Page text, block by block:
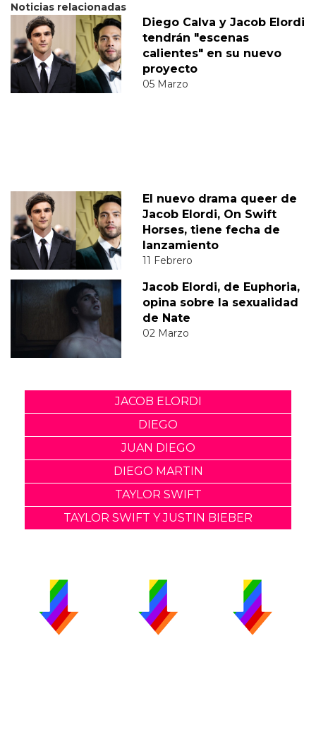
Noticias relacionadas
Diego Calva y Jacob Elordi
tendrán "escenas
calientes" en su nuevo
proyecto
05 Marzo
El nuevo drama queer de
Jacob Elordi, On Swift
Horses, tiene fecha de
lanzamiento
11 Febrero
Jacob Elordi, de Euphoria,
opina sobre la sexualidad
de Nate
02 Marzo
JACOB ELORDI
DIEGO
JUAN DIEGO
DIEGO MARTIN
TAYLOR SWIFT
TAYLOR SWIFT Y JUSTIN BIEBER